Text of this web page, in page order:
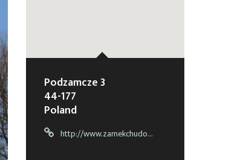
Podzamcze 3
44-177
Poland
http://www.zamekchudow.pl/